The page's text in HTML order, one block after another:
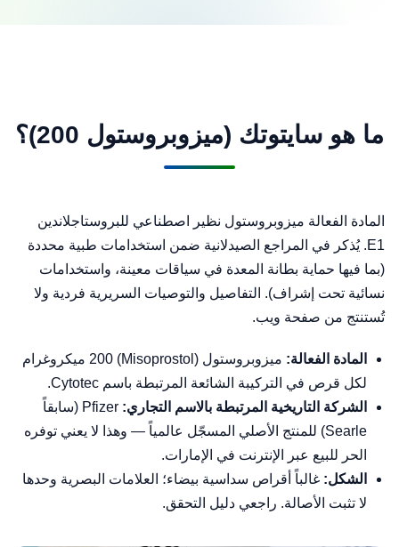
ما هو سايتوتك (ميزوبروستول 200)؟
المادة الفعالة ميزوبروستول نظير اصطناعي للبروستاجلاندين
E1. يُذكر في المراجع الصيدلانية ضمن استخدامات طبية محددة
(بما فيها حماية بطانة المعدة في سياقات معينة، واستخدامات
نسائية تحت إشراف). التفاصيل والتوصيات السريرية فردية ولا
تُستنتج من صفحة ويب.
المادة الفعالة:
ميزوبروستول (Misoprostol) 200 ميكروغرام
لكل قرص في التركيبة الشائعة المرتبطة باسم Cytotec.
الشركة التاريخية المرتبطة بالاسم التجاري:
Pfizer (سابقاً
Searle) للمنتج الأصلي المسجّل عالمياً — وهذا لا يعني توفره
الحر للبيع عبر الإنترنت في الإمارات.
الشكل: غالباً أقراص سداسية بيضاء؛ العلامات البصرية وحدها
لا تثبت الأصالة. راجعي دليل التحقق.